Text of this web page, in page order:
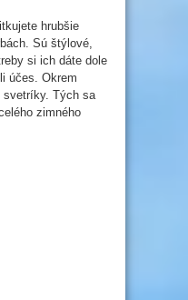
hrubšie
Sú štýlové,
si ich dáte dole
účes. Okrem
svetríky. Tých sa
zimného